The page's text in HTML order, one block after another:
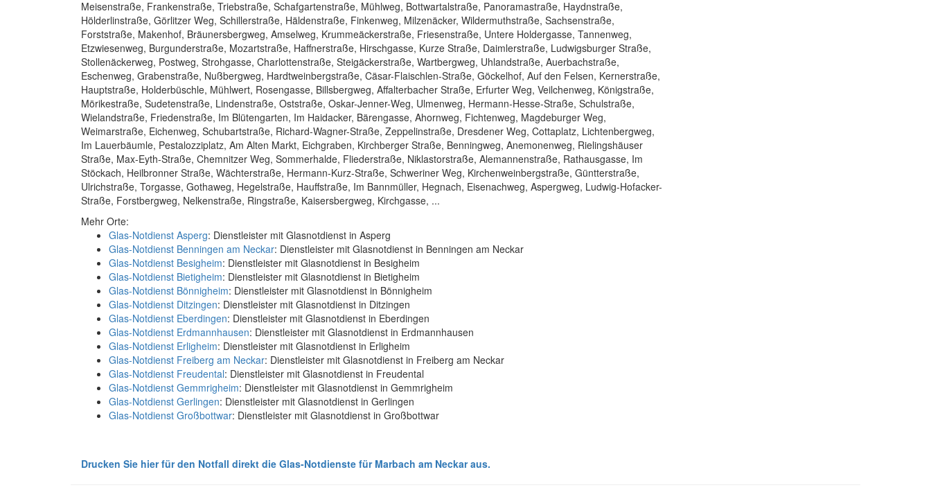
Meisenstraße, Frankenstraße, Triebstraße, Schafgartenstraße, Mühlweg, Bottwartalstraße, Panoramastraße, Haydnstraße,
Hölderlinstraße, Görlitzer Weg, Schillerstraße, Häldenstraße, Finkenweg, Milzenäcker, Wildermuthstraße, Sachsenstraße,
Forststraße, Makenhof, Bräunersbergweg, Amselweg, Krummeäckerstraße, Friesenstraße, Untere Holdergasse, Tannenweg,
Etzwiesenweg, Burgunderstraße, Mozartstraße, Haffnerstraße, Hirschgasse, Kurze Straße, Daimlerstraße, Ludwigsburger Straße,
Stollenäckerweg, Postweg, Strohgasse, Charlottenstraße, Steigäckerstraße, Wartbergweg, Uhlandstraße, Auerbachstraße,
Eschenweg, Grabenstraße, Nußbergweg, Hardtweinbergstraße, Cäsar-Flaischlen-Straße, Göckelhof, Auf den Felsen, Kernerstraße,
Hauptstraße, Holderbüschle, Mühlwert, Rosengasse, Billsbergweg, Affalterbacher Straße, Erfurter Weg, Veilchenweg, Königstraße,
Mörikestraße, Sudetenstraße, Lindenstraße, Oststraße, Oskar-Jenner-Weg, Ulmenweg, Hermann-Hesse-Straße, Schulstraße,
Wielandstraße, Friedenstraße, Im Blütengarten, Im Haidacker, Bärengasse, Ahornweg, Fichtenweg, Magdeburger Weg,
Weimarstraße, Eichenweg, Schubartstraße, Richard-Wagner-Straße, Zeppelinstraße, Dresdener Weg, Cottaplatz, Lichtenbergweg,
Im Lauerbäumle, Pestalozziplatz, Am Alten Markt, Eichgraben, Kirchberger Straße, Benningweg, Anemonenweg, Rielingshäuser
Straße, Max-Eyth-Straße, Chemnitzer Weg, Sommerhalde, Fliederstraße, Niklastorstraße, Alemannenstraße, Rathausgasse, Im
Stöckach, Heilbronner Straße, Wächterstraße, Hermann-Kurz-Straße, Schweriner Weg, Kirchenweinbergstraße, Güntterstraße,
Ulrichstraße, Torgasse, Gothaweg, Hegelstraße, Hauffstraße, Im Bannmüller, Hegnach, Eisenachweg, Aspergweg, Ludwig-Hofacker-
Straße, Forstbergweg, Nelkenstraße, Ringstraße, Kaisersbergweg, Kirchgasse, ...
Mehr Orte:
Glas-Notdienst Asperg: Dienstleister mit Glasnotdienst in Asperg
Glas-Notdienst Benningen am Neckar: Dienstleister mit Glasnotdienst in Benningen am Neckar
Glas-Notdienst Besigheim: Dienstleister mit Glasnotdienst in Besigheim
Glas-Notdienst Bietigheim: Dienstleister mit Glasnotdienst in Bietigheim
Glas-Notdienst Bönnigheim: Dienstleister mit Glasnotdienst in Bönnigheim
Glas-Notdienst Ditzingen: Dienstleister mit Glasnotdienst in Ditzingen
Glas-Notdienst Eberdingen: Dienstleister mit Glasnotdienst in Eberdingen
Glas-Notdienst Erdmannhausen: Dienstleister mit Glasnotdienst in Erdmannhausen
Glas-Notdienst Erligheim: Dienstleister mit Glasnotdienst in Erligheim
Glas-Notdienst Freiberg am Neckar: Dienstleister mit Glasnotdienst in Freiberg am Neckar
Glas-Notdienst Freudental: Dienstleister mit Glasnotdienst in Freudental
Glas-Notdienst Gemmrigheim: Dienstleister mit Glasnotdienst in Gemmrigheim
Glas-Notdienst Gerlingen: Dienstleister mit Glasnotdienst in Gerlingen
Glas-Notdienst Großbottwar: Dienstleister mit Glasnotdienst in Großbottwar
Drucken Sie hier für den Notfall direkt die Glas-Notdienste für Marbach am Neckar aus.